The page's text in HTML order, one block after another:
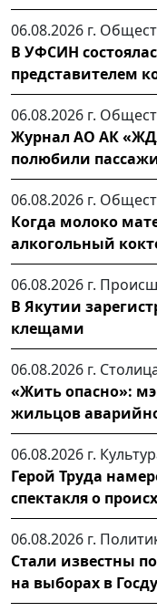
06.08.2026 г.
В УФСИН
представителем
06.08.2026 г.
Журнал АО АК
полюбили
06.08.2026 г.
Когда молоко
алкогольный
06.08.2026 г.
В Якутии
клещами
06.08.2026 г.
«Жить опасно»:
жильцов
06.08.2026 г.
Герой Труда
спектакля о
06.08.2026 г.
Стали известны
на выборах в